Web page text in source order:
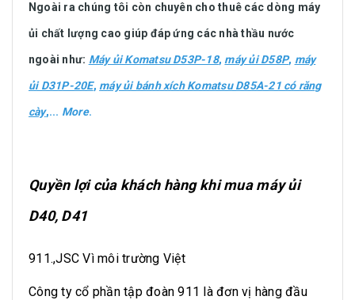
Ngoài ra chúng tôi còn chuyên cho thuê các dòng máy
ủi chất lượng cao giúp đáp ứng các nhà thầu nước
ngoài như: Máy ủi Komatsu D53P-18, máy ủi D58P, máy
ủi D31P-20E, máy ủi bánh xích Komatsu D85A-21 có răng
cày,... More.
Quyền lợi của khách hàng khi mua máy ủi
D40, D41
911.,JSC Vì môi trường Việt
Công ty cổ phần tập đoàn 911 là đơn vị hàng đầu